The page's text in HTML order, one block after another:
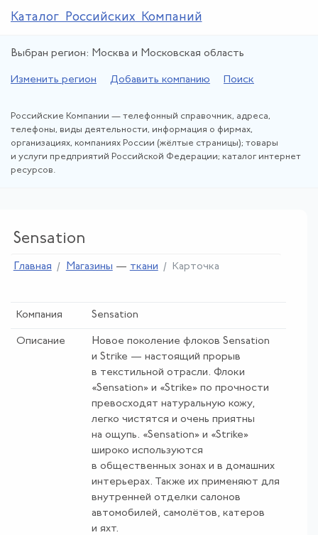
Каталог Российских Компаний
Выбран регион: Москва и Московская область
Изменить регион Добавить компанию Поиск
Российские Компании — телефонный справочник, адреса,
телефоны, виды деятельности, информация о фирмах,
организациях, компаниях России (жёлтые страницы); товары
и услуги предприятий Российской Федерации; каталог интернет
ресурсов.
Sensation
Главная Магазины — ткани Карточка
Компания Sensation
Описание
Новое поколение флоков Sensation
и Strike — настоящий прорыв
в текстильной отрасли. Флоки
«Sensation» и «Strike» по прочности
превосходят натуральную кожу,
легко чистятся и очень приятны
на ощупь. «Sensation» и «Strike»
широко используются
в общественных зонах и в домашних
интерьерах. Также их применяют для
внутренней отделки салонов
автомобилей, самолётов, катеров
и яхт.